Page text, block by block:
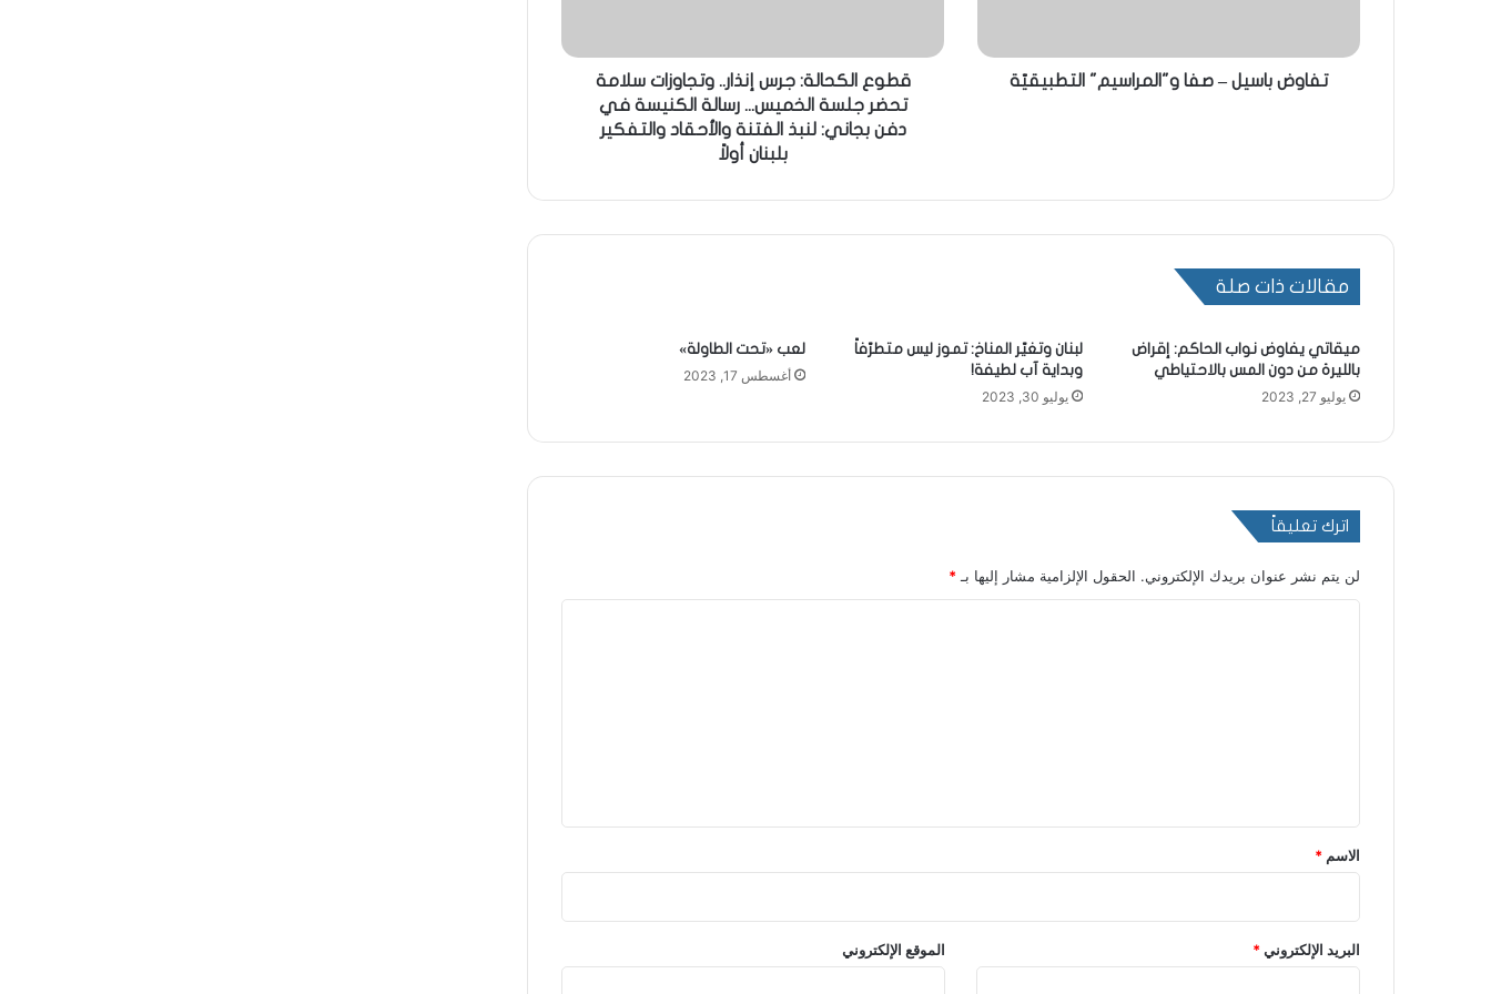
تفاوض باسيل – صفا و"المراسيم" التطبيقيّة
قطوع الكحالة: جرس إنذار.. وتجاوزات سلامة
تحضر جلسة الخميس... رسالة الكنيسة في
دفن بجاني: لنبذ الفتنة والأحقاد والتفكير
بلبنان أولاً
مقالات ذات صلة
ميقاتي يفاوض نواب الحاكم: إقراض
بالليرة من دون المس بالاحتياطي
يوليو 27, 2023
لبنان وتغيّر المناخ: تموز ليس متطرّفاً
وبداية آب لطيفة!
يوليو 30, 2023
لعب «تحت الطاولة»
أغسطس 17, 2023
اترك تعليقاً
لن يتم نشر عنوان بريدك الإلكتروني. الحقول الإلزامية مشار إليها بـ *
*
الاسم *
البريد الإلكتروني* الموقع الإلكتروني